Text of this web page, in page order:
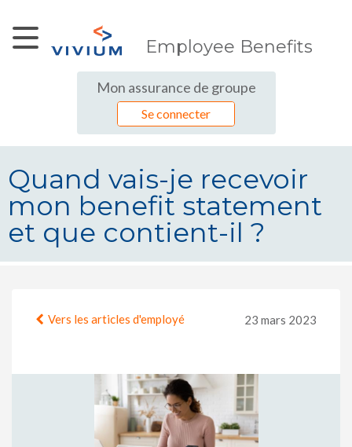
Employee Benefits
Mon assurance de groupe
Se connecter
Quand vais-je recevoir
mon benefit statement
et que contient-il ?
Vers les articles d'employé 23 mars 2023